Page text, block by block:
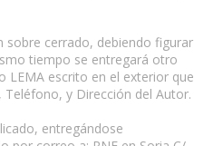
sobre cerrado, debiendo figurar
tiempo se entregará otro
LEMA escrito en el exterior que
y Dirección del Autor.
entregándose